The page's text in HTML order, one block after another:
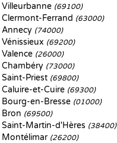
Villeurbanne (69100)
Clermont-Ferrand (63000)
Annecy (74000)
Vénissieux (69200)
Valence (26000)
Chambéry (73000)
Saint-Priest (69800)
Caluire-et-Cuire (69300)
Bourg-en-Bresse (01000)
Bron (69500)
Saint-Martin-d'Hères (38400)
Montélimar (26200)